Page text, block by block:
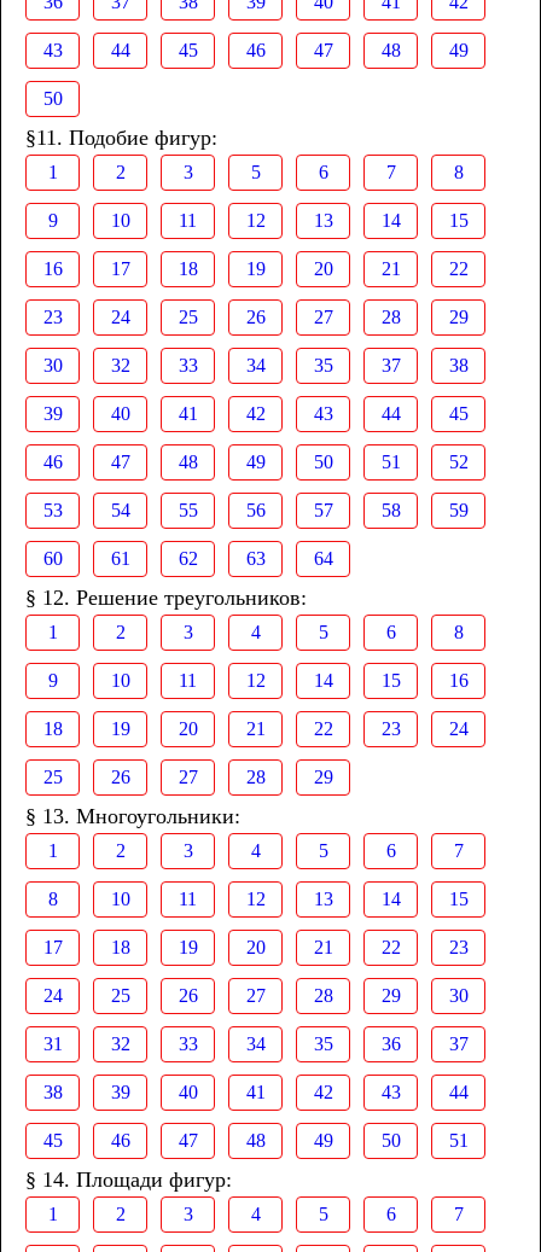
43 44 45 46 47 48 49
50
§11. Подобие фигур:
1 2 3 5 6 7 8
9 10 11 12 13 14 15
16 17 18 19 20 21 22
23 24 25 26 27 28 29
30 32 33 34 35 37 38
39 40 41 42 43 44 45
46 47 48 49 50 51 52
53 54 55 56 57 58 59
60 61 62 63 64
§ 12. Решение треугольников:
1 2 3 4 5 6 8
9 10 11 12 14 15 16
18 19 20 21 22 23 24
25 26 27 28 29
§ 13. Многоугольники:
1 2 3 4 5 6 7
8 10 11 12 13 14 15
17 18 19 20 21 22 23
24 25 26 27 28 29 30
31 32 33 34 35 36 37
38 39 40 41 42 43 44
45 46 47 48 49 50 51
§ 14. Площади фигур:
1 2 3 4 5 6 7